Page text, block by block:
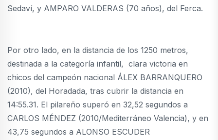
Sedaví, y AMPARO VALDERAS (70 años), del Ferca.
Por otro lado, en la distancia de los 1250 metros,
destinada a la categoría infantil, clara victoria en
chicos del campeón nacional ÁLEX BARRANQUERO
(2010), del Horadada, tras cubrir la distancia en
14:55.31. El pilareño superó en 32,52 segundos a
CARLOS MÉNDEZ (2010/Mediterráneo Valencia), y en
43,75 segundos a ALONSO ESCUDER